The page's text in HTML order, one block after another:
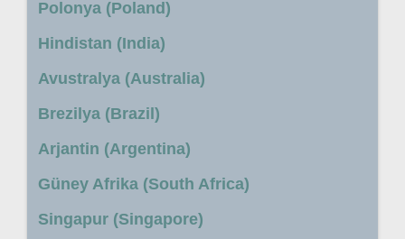
Polonya (Poland)
Hindistan (India)
Avustralya (Australia)
Brezilya (Brazil)
Arjantin (Argentina)
Güney Afrika (South Africa)
Singapur (Singapore)